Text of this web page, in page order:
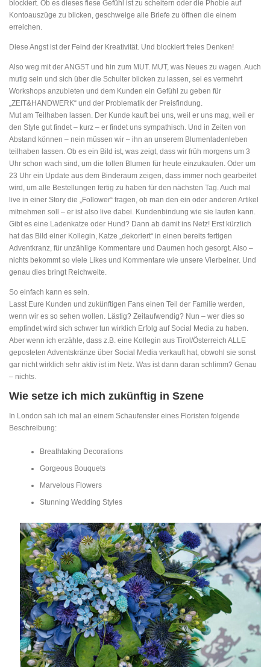
blockiert. Ob es dieses fiese Gefühl ist zu scheitern oder die Phobie auf
Kontoauszüge zu blicken, geschweige alle Briefe zu öffnen die einem
erreichen.
Diese Angst ist der Feind der Kreativität. Und blockiert freies Denken!
Also weg mit der ANGST und hin zum MUT. MUT, was Neues zu wagen. Auch
mutig sein und sich über die Schulter blicken zu lassen, sei es vermehrt
Workshops anzubieten und dem Kunden ein Gefühl zu geben für
„ZEIT&HANDWERK“ und der Problematik der Preisfindung.
Mut am Teilhaben lassen. Der Kunde kauft bei uns, weil er uns mag, weil er
den Style gut findet – kurz – er findet uns sympathisch. Und in Zeiten von
Abstand können – nein müssen wir – ihn an unserem Blumenladenleben
teilhaben lassen. Ob es ein Bild ist, was zeigt, dass wir früh morgens um 3
Uhr schon wach sind, um die tollen Blumen für heute einzukaufen. Oder um
23 Uhr ein Update aus dem Binderaum zeigen, dass immer noch gearbeitet
wird, um alle Bestellungen fertig zu haben für den nächsten Tag. Auch mal
live in einer Story die „Follower“ fragen, ob man den ein oder anderen Artikel
mitnehmen soll – er ist also live dabei. Kundenbindung wie sie laufen kann.
Gibt es eine Ladenkatze oder Hund? Dann ab damit ins Netz! Erst kürzlich
hat das Bild einer Kollegin, Katze „dekoriert“ in einen bereits fertigen
Adventkranz, für unzählige Kommentare und Daumen hoch gesorgt. Also –
nichts bekommt so viele Likes und Kommentare wie unsere Vierbeiner. Und
genau dies bringt Reichweite.
So einfach kann es sein.
Lasst Eure Kunden und zukünftigen Fans einen Teil der Familie werden,
wenn wir es so sehen wollen. Lästig? Zeitaufwendig? Nun – wer dies so
empfindet wird sich schwer tun wirklich Erfolg auf Social Media zu haben.
Aber wenn ich erzähle, dass z.B. eine Kollegin aus Tirol/Österreich ALLE
geposteten Adventskränze über Social Media verkauft hat, obwohl sie sonst
gar nicht wirklich sehr aktiv ist im Netz. Was ist dann daran schlimm? Genau
– nichts.
Wie setze ich mich zukünftig in Szene
In London sah ich mal an einem Schaufenster eines Floristen folgende
Beschreibung:
Breathtaking Decorations
Gorgeous Bouquets
Marvelous Flowers
Stunning Wedding Styles